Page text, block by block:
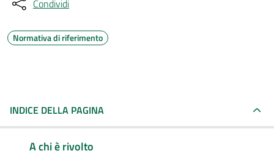
Condividi
Normativa di riferimento
INDICE DELLA PAGINA
A chi è rivolto